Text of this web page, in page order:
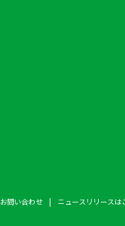
お問い合わせ ニュースリリースは